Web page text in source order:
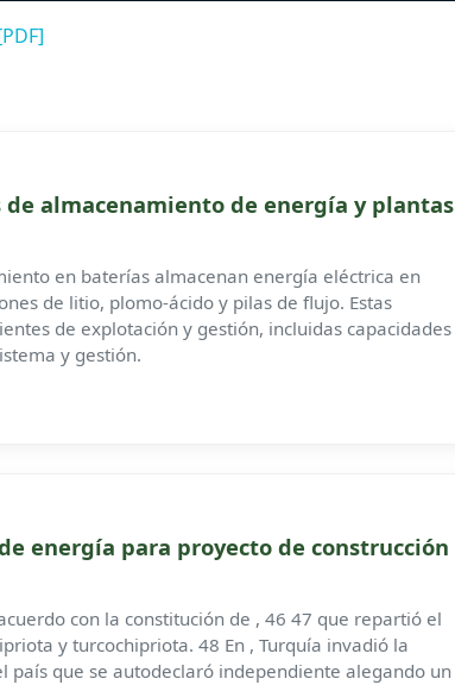
almacenamiento de energía y plantas
en baterías almacenan energía eléctrica en
de litio, plomo-ácido y pilas de flujo. Estas
de explotación y gestión, incluidas capacidades
y gestión.
energía para proyecto de construcción
con la constitución de , 46 47 que repartió el
y turcochipriota. 48 En , Turquía invadió la
que se autodeclaró independiente alegando un